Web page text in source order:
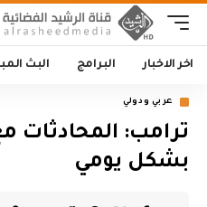
اخر الاخبار البرامج البث
عربي ودولي
‏ترامب: المحادثات
بشكل يومي